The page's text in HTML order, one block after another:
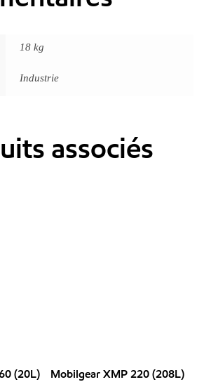
18 kg
Industrie
associés
(20L) Mobilgear XMP 220 (208L)